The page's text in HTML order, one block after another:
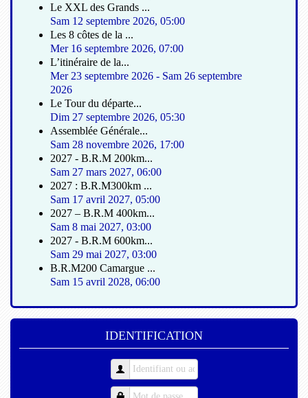
Le XXL des Grands ...
Sam 12 septembre 2026, 05:00
Les 8 côtes de la ...
Mer 16 septembre 2026, 07:00
L’itinéraire de la...
Mer 23 septembre 2026 - Sam 26 septembre
2026
Le Tour du départe...
Dim 27 septembre 2026, 05:30
Assemblée Générale...
Sam 28 novembre 2026, 17:00
2027 - B.R.M 200km...
Sam 27 mars 2027, 06:00
2027 : B.R.M300km ...
Sam 17 avril 2027, 05:00
2027 – B.R.M 400km...
Sam 8 mai 2027, 03:00
2027 - B.R.M 600km...
Sam 29 mai 2027, 03:00
B.R.M200 Camargue ...
Sam 15 avril 2028, 06:00
IDENTIFICATION